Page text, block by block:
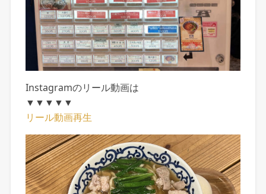
Instagramのリール動画は
▼▼▼▼▼
リール動画再生